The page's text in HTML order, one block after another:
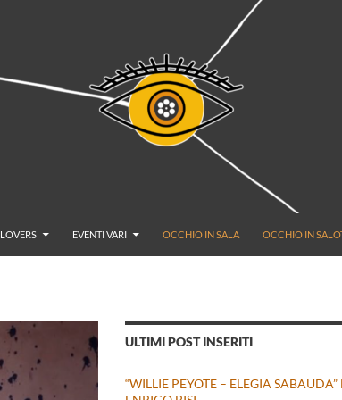
LOVERS EVENTI VARI OCCHIO IN SALA OCCHIO IN
ULTIMI POST INSERITI
“WILLIE PEYOTE – ELEGIA SABAUDA”